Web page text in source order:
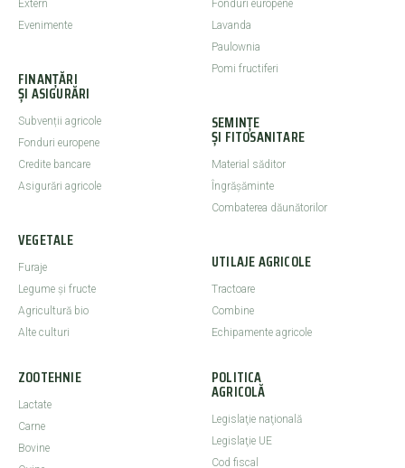
Extern
Evenimente
FINANȚĂRI
ȘI ASIGURĂRI
Subvenții agricole
Fonduri europene
Credite bancare
Asigurări agricole
VEGETALE
Furaje
Legume şi fructe
Agricultură bio
Alte culturi
Fonduri europene
Lavanda
Paulownia
Pomi fructiferi
SEMINȚE
ȘI FITOSANITARE
Material săditor
Îngrășăminte
Combaterea dăunătorilor
UTILAJE AGRICOLE
Tractoare
Combine
Echipamente agricole
ZOOTEHNIE
Lactate
Carne
Bovine
POLITICA
AGRICOLĂ
Legislaţie naţională
Legislaţie UE
Cod fiscal